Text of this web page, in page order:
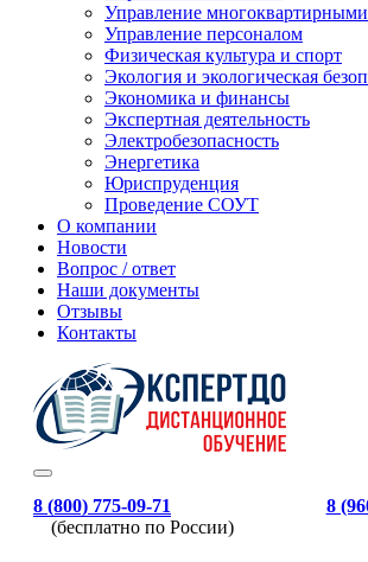
Управление
Управление персоналом
Физическая культура и спорт
Экология и экологическая
Экономика и финансы
Экспертная деятельность
Электробезопасность
Энергетика
Юриспруденция
Проведение СОУТ
О компании
Новости
Вопрос / ответ
Наши документы
Отзывы
Контакты
8 (800) 775-09-71
(бесплатно по России)
8